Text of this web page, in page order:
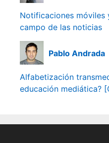
Notificaciones móviles
campo de las noticias
Pablo Andrada
Alfabetización
educación mediática?